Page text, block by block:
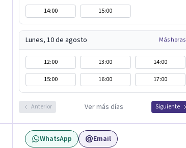
14:00 15:00
Lunes, 10 de agosto Más horas
12:00 13:00
14:00
15:00
16:00 17:00
Anterior Ver más días Siguiente
WhatsApp Email